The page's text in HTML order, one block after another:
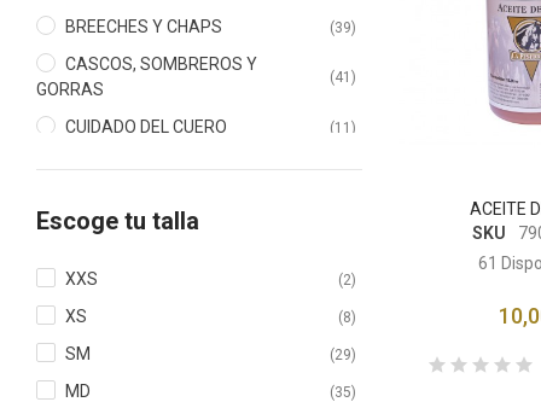
ACEITE
SKU
61
BREECHES Y CHAPS (39)
CASCOS, SOMBREROS Y
GORRAS
(41)
CUIDADO DEL CUERO (11)
GUANTES
POLAINAS (6)
Escoge tu talla
XXS (2)
XS (8)
SM (29)
MD (35)